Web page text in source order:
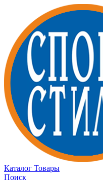
Каталог Товары
Поиск